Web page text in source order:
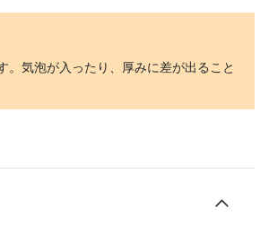
。気泡が入ったり、厚みに差が出ること